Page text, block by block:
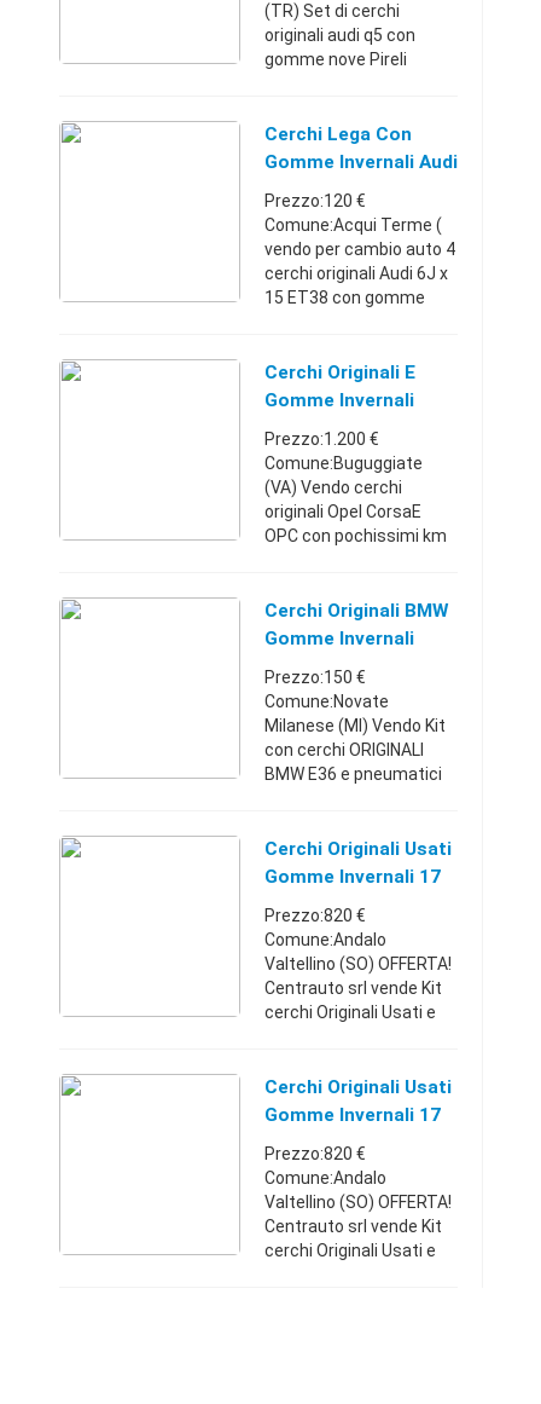
(TR) Set di cerchi
originali audi q5 con
gomme nove Pireli
Umbria3887924581800
€
Cerchi Lega Con
Gomme Invernali Audi
Prezzo:120 €
Comune:Acqui Terme (
vendo per cambio auto 4
cerchi originali Audi 6J x
15 ET38 con gomme
54120 €
Cerchi Originali E
Gomme Invernali
Opel CorsaE OPC
Prezzo:1.200 €
Comune:Buguggiate
(VA) Vendo cerchi
originali Opel CorsaE
OPC con pochissimi km
ALCUN GRAFFIO. Sono
gommati invernali con
Cerchi Originali BMW
Gomme Invernali
Pirelli
Prezzo:150 €
Comune:Novate
Milanese (MI) Vendo Kit
con cerchi ORIGINALI
BMW E36 e pneumatici
pneumatici invernali in
vigore dprossimo 15
Cerchi Originali Usati
Gomme Invernali 17
BMW X1
Prezzo:820 €
Comune:Andalo
Valtellino (SO) OFFERTA!
Centrauto srl vende Kit
cerchi Originali Usati e
Serie 5 - X1 KIT
composto da: n°4 Cerchi
Cerchi Originali Usati
Gomme Invernali 17
BMW X1 - Lombardia
Prezzo:820 €
Comune:Andalo
Valtellino (SO) OFFERTA!
Centrauto srl vende Kit
cerchi Originali Usati e